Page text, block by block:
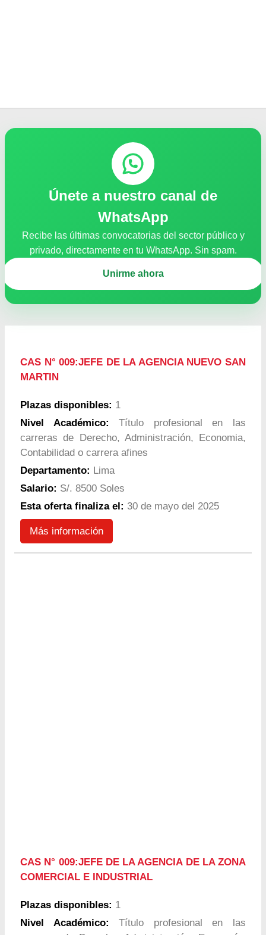
Únete a nuestro canal de
WhatsApp
Recibe las últimas convocatorias del sector público y
privado, directamente en tu WhatsApp. Sin spam.
Unirme ahora
CAS N° 009:JEFE DE LA AGENCIA NUEVO SAN
MARTIN
Plazas disponibles: 1
Nivel Académico: Título profesional en las
carreras de Derecho, Administración, Economia,
Contabilidad o carrera afines
Departamento: Lima
Salario: S/. 8500 Soles
Esta oferta finaliza el: 30 de mayo del 2025
Más información
CAS N° 009:JEFE DE LA AGENCIA DE LA ZONA
COMERCIAL E INDUSTRIAL
Plazas disponibles: 1
Nivel Académico: Título profesional en las